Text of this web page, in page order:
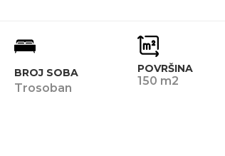
BROJ SOBA
Trosoban
POVRŠINA
150 m2